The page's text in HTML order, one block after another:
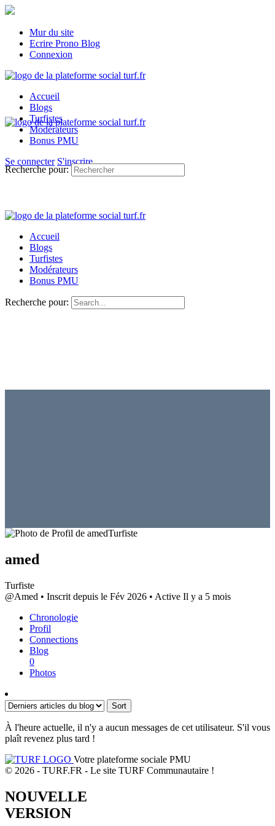
Mur du site
Ecrire Prono Blog
Connexion
Accueil
Blogs
Turfistes
Modérateurs
Bonus PMU
Se connecter S'inscrire
Recherche pour:
Accueil
Blogs
Turfistes
Modérateurs
Bonus PMU
Recherche pour:
Turfiste
amed
Turfiste
@Amed • Inscrit depuis le Fév 2026 • Active Il y a 5 mois
Chronologie
Profil
Connections
Blog
0
Photos
Sort
À l'heure actuelle, il n'y a aucun messages de cet utilisateur. S'il vous
plaît revenez plus tard !
Votre plateforme sociale PMU
© 2026 - TURF.FR - Le site TURF Communautaire !
NOUVELLE
VERSION